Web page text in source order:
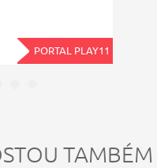
PORTAL PLAY11
TAMBÉM